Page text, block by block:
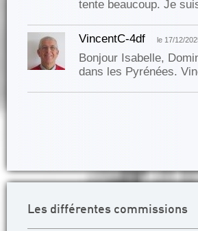
tente beaucoup. Je
VincentC-4df le 17/12/
Bonjour Isabelle,
dans les Pyrénées.
Les différentes commissions